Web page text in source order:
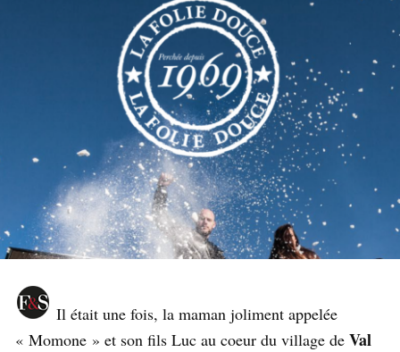
Il était une fois, la maman joliment appelée
« Momone » et son fils Luc au coeur du village de Val